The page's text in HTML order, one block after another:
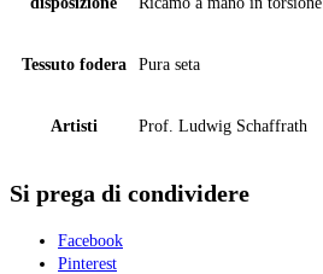
Tessuto fodera Pura seta
Artisti Prof. Ludwig Schaffrath
Si prega di condividere
Facebook
Pinterest